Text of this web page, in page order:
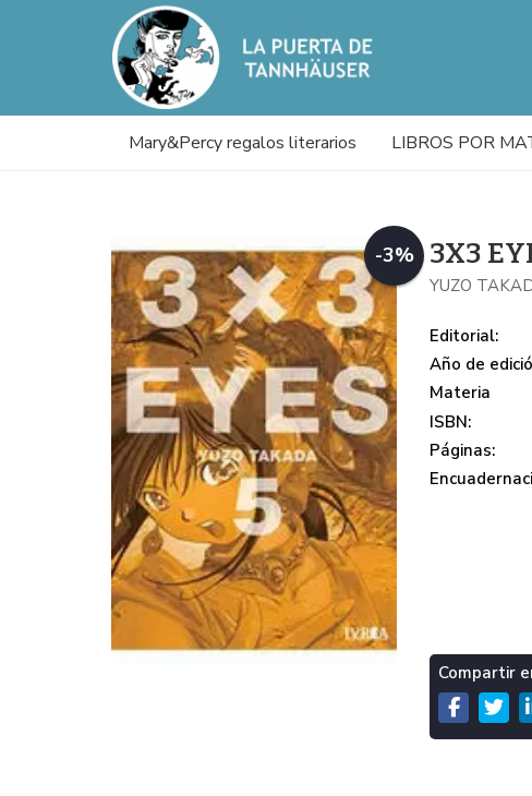
Mary&Percy regalos literarios LIBROS POR
-3% 3X3
YUZO
Editorial:
Año de
Materia
ISBN:
Páginas:
Compartir